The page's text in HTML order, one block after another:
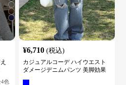
4色
¥6,710 (税込)
カジュアルコーデ ハイウエスト
ダメージデニムパンツ 美脚効果